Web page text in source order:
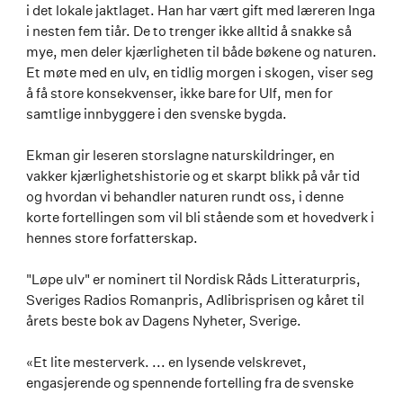
i det lokale jaktlaget. Han har vært gift med læreren Inga
i nesten fem tiår. De to trenger ikke alltid å snakke så
mye, men deler kjærligheten til både bøkene og naturen.
Et møte med en ulv, en tidlig morgen i skogen, viser seg
å få store konsekvenser, ikke bare for Ulf, men for
samtlige innbyggere i den svenske bygda.
Ekman gir leseren storslagne naturskildringer, en
vakker kjærlighetshistorie og et skarpt blikk på vår tid
og hvordan vi behandler naturen rundt oss, i denne
korte fortellingen som vil bli stående som et hovedverk i
hennes store forfatterskap.
"Løpe ulv" er nominert til Nordisk Råds Litteraturpris,
Sveriges Radios Romanpris, Adlibrisprisen og kåret til
årets beste bok av Dagens Nyheter, Sverige.
«Et lite mesterverk. ... en lysende velskrevet,
engasjerende og spennende fortelling fra de svenske